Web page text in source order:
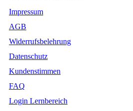
Impressum
AGB
Widerrufsbelehrung
Datenschutz
Kundenstimmen
FAQ
Login Lernbereich